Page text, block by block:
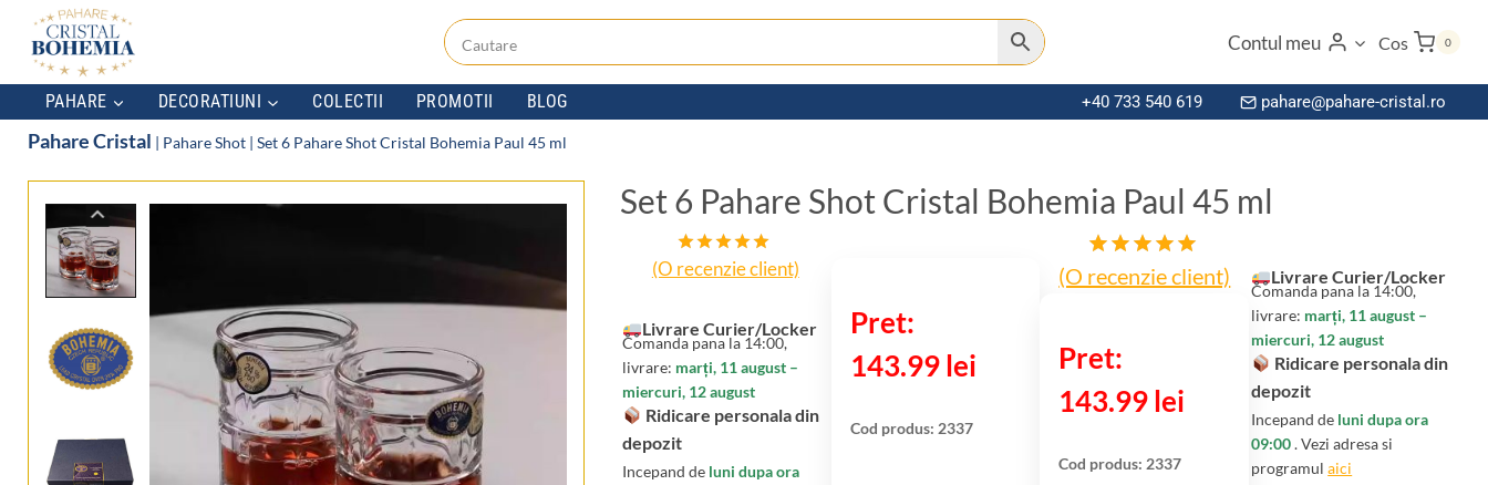
content
Contul meu Cos 0
PAHARE DECORATIUNI COLECTII PROMOTII BLOG +40 733 540 619 pahare@pahare-cristal.ro
Pahare Cristal | Pahare Shot | Set 6 Pahare Shot Cristal Bohemia Paul 45 ml
Set 6 Pahare Shot Cristal Bohemia Paul 45 ml
Evaluat la
unei
singure
evaluări
(O recenzie client)
Livrare Curier/Locker
Comanda pana la 14:00,
livrare: marți, 11 august –
miercuri, 12 august
Ridicare personala din
depozit
Incepand de luni dupa ora
143.99 lei
Cod produs: 2337
Evaluat la
singure
evaluări
(O recenzie client)
143.99 lei
Cod produs: 2337
Livrare Curier/Locker
Comanda pana la 14:00,
livrare: marți, 11 august –
miercuri, 12 august
Ridicare personala din
depozit
Incepand de luni dupa ora
09:00. Vezi adresa si
programulaici